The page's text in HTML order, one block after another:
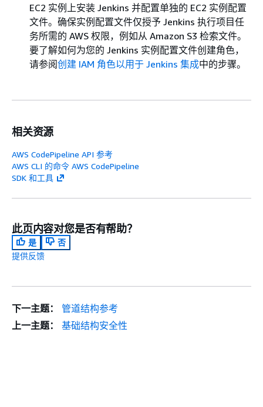
EC2 实例上安装 Jenkins 并配置单独的 EC2 实例配置
文件。确保实例配置文件仅授予 Jenkins 执行项目任
务所需的 AWS 权限，例如从 Amazon S3 检索文件。
要了解如何为您的 Jenkins 实例配置文件创建角色，
请参阅创建 IAM 角色以用于 Jenkins 集成中的步骤。
相关资源
AWS CodePipeline API 参考
AWS CLI 的命令 AWS CodePipeline
SDK 和工具
此页内容对您是否有帮助？
是
否
提供反馈
下一主题：
管道结构参考
上一主题：
基础结构安全性